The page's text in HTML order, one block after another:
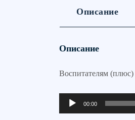
Описание
Описание
Воспитателям (плюс)
Аудиоплеер
00:00